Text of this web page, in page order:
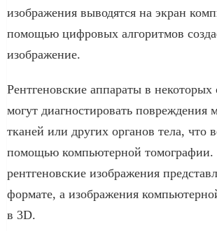
изображения выводятся на экран
помощью цифровых алгоритмов
изображение.
Рентгеновские аппараты в некоторых
могут диагностировать
тканей или других органов тела, что
помощью компьютерной томографии.
рентгеновские изображения
формате, а изображения
в 3D.